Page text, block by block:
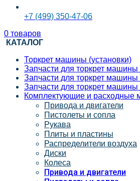
+7 (499) 350-47-06
0 товаров
КАТАЛОГ
Торкрет машины (установки)
Запчасти для торкрет
Запчасти для торкрет
Запчасти для торкрет
Комплектующие и расходные
Привода и двигатели
Пистолеты и сопла
Рукава
Плиты и пластины
Распределители воздуха
Диски
Колеса
Привода и двигатели